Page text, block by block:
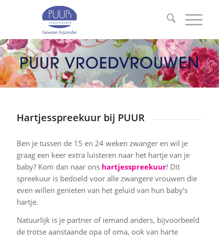
Hartjesspreekuur bij PUUR
Ben je tussen de 15 en 24 weken zwanger en wil je
graag een keer extra luisteren naar het hartje van je
baby? Kom dan naar ons hartjesspreekuur! Dit
spreekuur is bedoeld voor alle zwangere vrouwen die
even willen genieten van het geluid van hun baby’s
hartje.
Natuurlijk is je partner of iemand anders, bijvoorbeeld
de trotse aanstaande opa of oma, ook van harte